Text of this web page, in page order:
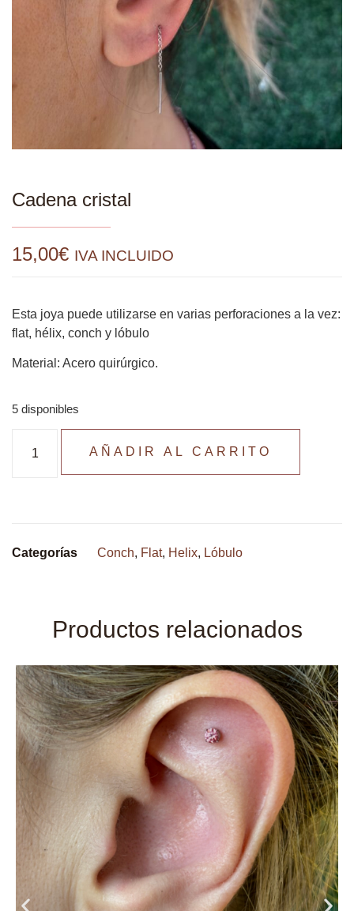
Cadena cristal
15,00€ IVA INCLUIDO
Esta joya puede utilizarse en varias perforaciones a la vez:
flat, hélix, conch y lóbulo
Material: Acero quirúrgico.
5 disponibles
AÑADIR AL CARRITO
Categorías Conch, Flat, Helix, Lóbulo
Productos relacionados